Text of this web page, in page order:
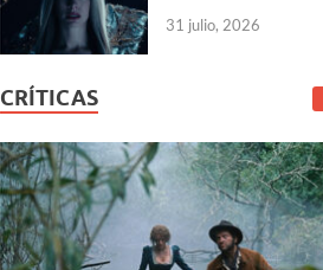
31 julio, 2026
CRÍTICAS